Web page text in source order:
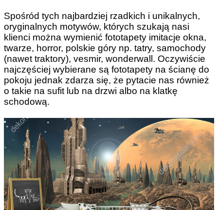
Spośród tych najbardziej rzadkich i unikalnych,
oryginalnych motywów, których szukają nasi
klienci można wymienić fototapety imitacje okna,
twarze, horror, polskie góry np. tatry, samochody
(nawet traktory), vesmir, wonderwall. Oczywiście
najczęściej wybierane są fototapety na ścianę do
pokoju jednak zdarza się, że pytacie nas również
o takie na sufit lub na drzwi albo na klatkę
schodową.